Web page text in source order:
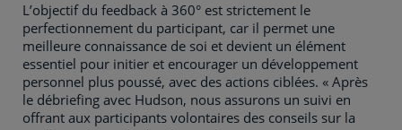
L’objectif du feedback à 360° est strictement le
perfectionnement du participant, car il permet une
meilleure connaissance de soi et devient un élément
essentiel pour initier et encourager un développement
personnel plus poussé, avec des actions ciblées. « Après
le débriefing avec Hudson, nous assurons un suivi en
offrant aux participants volontaires des conseils sur la